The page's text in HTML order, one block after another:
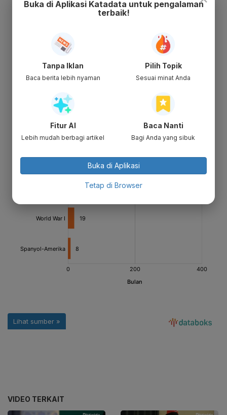
VIDEO TERKAIT
Buka di Aplikasi Katadata untuk pengalaman
terbaik!
Tanpa Iklan
Baca berita lebih nyaman
Pilih Topik
Sesuai minat Anda
Fitur AI
Lebih mudah berbagi artikel
Baca Nanti
Bagi Anda yang sibuk
Buka di Aplikasi
Tetap di Browser